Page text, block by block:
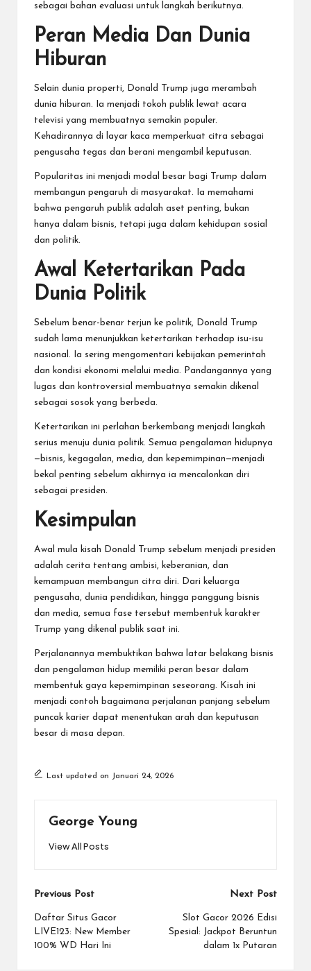
sebagai bahan evaluasi untuk langkah berikutnya.
Peran Media Dan Dunia
Hiburan
Selain dunia properti, Donald Trump juga merambah
dunia hiburan. Ia menjadi tokoh publik lewat acara
televisi yang membuatnya semakin populer.
Kehadirannya di layar kaca memperkuat citra sebagai
pengusaha tegas dan berani mengambil keputusan.
Popularitas ini menjadi modal besar bagi Trump dalam
membangun pengaruh di masyarakat. Ia memahami
bahwa pengaruh publik adalah aset penting, bukan
hanya dalam bisnis, tetapi juga dalam kehidupan sosial
dan politik.
Awal Ketertarikan Pada
Dunia Politik
Sebelum benar-benar terjun ke politik, Donald Trump
sudah lama menunjukkan ketertarikan terhadap isu-isu
nasional. Ia sering mengomentari kebijakan pemerintah
dan kondisi ekonomi melalui media. Pandangannya yang
lugas dan kontroversial membuatnya semakin dikenal
sebagai sosok yang berbeda.
Ketertarikan ini perlahan berkembang menjadi langkah
serius menuju dunia politik. Semua pengalaman hidupnya
—bisnis, kegagalan, media, dan kepemimpinan—menjadi
bekal penting sebelum akhirnya ia mencalonkan diri
sebagai presiden.
Kesimpulan
Awal mula kisah Donald Trump sebelum menjadi presiden
adalah cerita tentang ambisi, keberanian, dan
kemampuan membangun citra diri. Dari keluarga
pengusaha, dunia pendidikan, hingga panggung bisnis
dan media, semua fase tersebut membentuk karakter
Trump yang dikenal publik saat ini.
Perjalanannya membuktikan bahwa latar belakang bisnis
dan pengalaman hidup memiliki peran besar dalam
membentuk gaya kepemimpinan seseorang. Kisah ini
menjadi contoh bagaimana perjalanan panjang sebelum
puncak karier dapat menentukan arah dan keputusan
besar di masa depan.
Last updated on Januari 24, 2026
George Young
View All Posts
Post
navigation
Previous Post
Daftar Situs Gacor
LIVE123: New Member
100% WD Hari Ini
Next Post
Slot Gacor 2026 Edisi
Spesial: Jackpot Beruntun
dalam 1x Putaran